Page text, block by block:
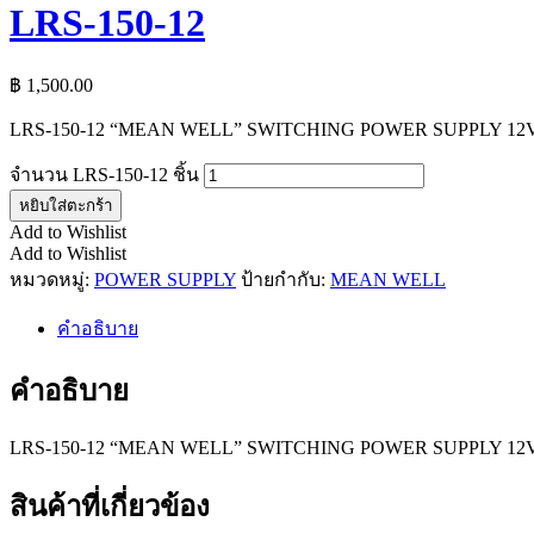
LRS-150-12
฿ 1,500.00
LRS-150-12 “MEAN WELL” SWITCHING POWER SUPPLY
จำนวน LRS-150-12 ชิ้น
หยิบใส่ตะกร้า
Add to Wishlist
Add to Wishlist
หมวดหมู่: POWER SUPPLY ป้ายกำกับ: MEAN WELL
คำอธิบาย
คำอธิบาย
LRS-150-12 “MEAN WELL” SWITCHING POWER SUPPLY
สินค้าที่เกี่ยวข้อง